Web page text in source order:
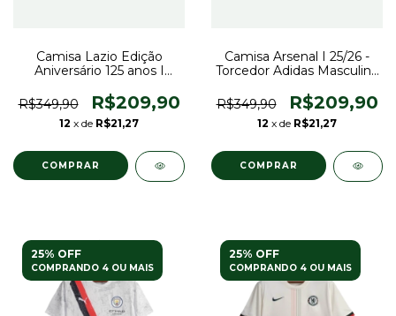
Camisa Lazio Edição
Aniversário 125 anos I
Masculina - Branca
R$349,90 R$209,90
12 x de R$21,27
COMPRAR
Camisa Arsenal I 25/26 -
Torcedor Adidas Masculina
R$349,90
R$209,90
12 x de R$21,27
COMPRAR
25% OFF
COMPRANDO 4 OU MAIS
25% OFF
COMPRANDO 4 OU MAIS